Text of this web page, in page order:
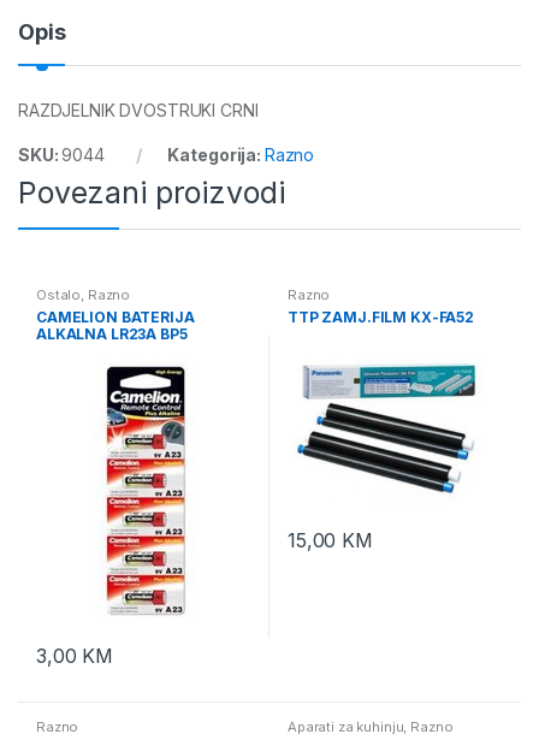
Opis
RAZDJELNIK DVOSTRUKI CRNI
SKU:9044 Kategorija: Razno
Povezani proizvodi
Ostalo, Razno
CAMELION BATERIJA
ALKALNA LR23A BP5
3,00 KM
Razno
TTP ZAMJ.FILM KX-FA52
15,00 KM
Razno Aparati za kuhinju, Razno